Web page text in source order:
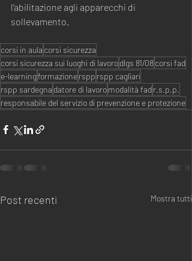
l’abilitazione agli apparecchi di
sollevamento.
corsi in aula corsi sicurezza
corsi sicurezza sui luoghi di lavorodlgs 81/08 corsi fad
e-learningformazionerspp rspp cagliari
rspp sardegna datore di lavoromodalità fadr.s.p.p.
responsabile del servizio di prevenzione e protezione
Post recenti Mostra tutti